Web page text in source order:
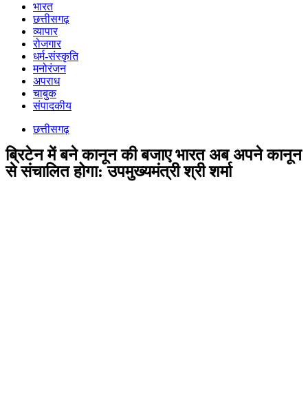
भारत
छत्तीसगढ़
व्यापार
रोजगार
धर्म-संस्कृति
मनोरंजन
अपराध
चाबुक
संपादकीय
छत्तीसगढ़
ब्रिटेन में बने कानून की बजाए भारत अब अपने कानून
से संचालित होगा: उपमुख्यमंत्री श्री शर्मा